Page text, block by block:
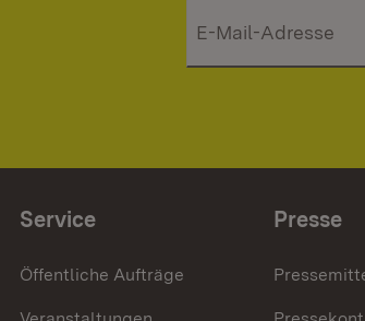
Service
Öffentliche Aufträge
Presse